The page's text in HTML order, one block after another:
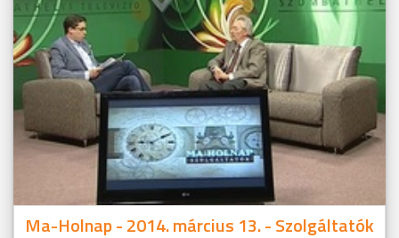
Ma-Holnap - 2014. március 13. - Szolgáltatók